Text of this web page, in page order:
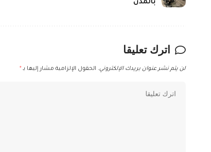
بالمدن
اترك تعليقا
لن يتم نشر عنوان بريدك الإلكتروني. الحقول الإلزامية مشار إليها بـ *